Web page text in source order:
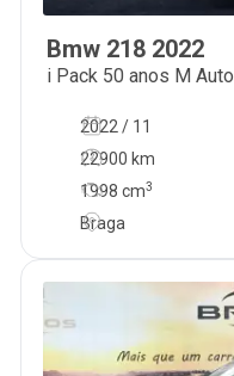
Bmw 218 2022
i Pack 50 anos M Auto
2022 / 11
22900 km
1998 cm3
Braga